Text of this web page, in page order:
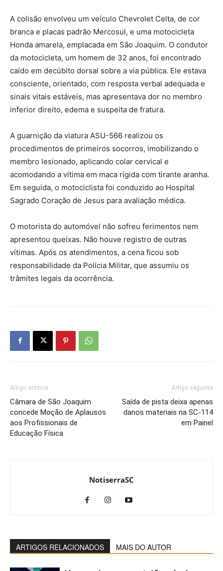
A colisão envolveu um veículo Chevrolet Celta, de cor
branca e placas padrão Mercosul, e uma motocicleta
Honda amarela, emplacada em São Joaquim. O condutor
da motocicleta, um homem de 32 anos, foi encontrado
caído em decúbito dorsal sobre a via pública. Ele estava
consciente, orientado, com resposta verbal adequada e
sinais vitais estáveis, mas apresentava dor no membro
inferior direito, edema e suspeita de fratura.
A guarnição da viatura ASU-566 realizou os
procedimentos de primeiros socorros, imobilizando o
membro lesionado, aplicando colar cervical e
acomodando a vítima em maca rígida com tirante aranha.
Em seguida, o motociclista foi conduzido ao Hospital
Sagrado Coração de Jesus para avaliação médica.
O motorista do automóvel não sofreu ferimentos nem
apresentou queixas. Não houve registro de outras
vítimas. Após os atendimentos, a cena ficou sob
responsabilidade da Polícia Militar, que assumiu os
trâmites legais da ocorrência.
Artigo anterior
Câmara de São Joaquim
concede Moção de Aplausos
aos Profissionais de
Educação Física
Artigo seguinte
Saída de pista deixa apenas
danos materiais na SC-114
em Painel
NotiserraSC
ARTIGOS RELACIONADOS MAIS DO AUTOR